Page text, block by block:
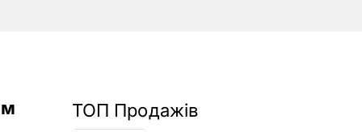
ТОП Продажів